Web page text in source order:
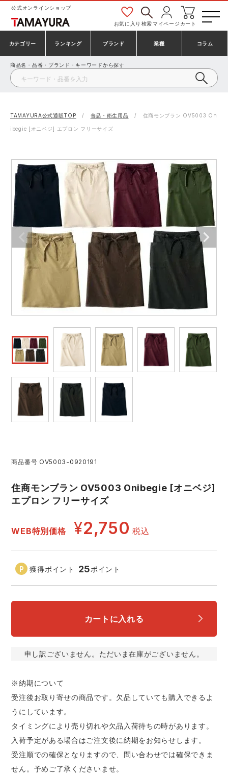
公式オンラインショップ
お気に入り 検索マイページ カート
カテゴリー
安全靴・作業靴
事務服・オフィスウェア
作業用手袋
アウトドア・スポーツ
コンプレッションウェア
作業用ポロシャツ
安全保護具
レインウェア・カッパ
作業用小物・アクセサリー
ランキング
安全靴ランキング
安全靴スニーカーランキング
アシックス安全靴ランキング
ミズノ安全靴ランキング
作業着ランキング
アウトドアウェアランキング
つなぎランキング
空調服ランキング
コンプレッションウェアランキング
作業用ポロシャツランキング
作業用手袋ランキング
アイトス ランキング
ジーベック ランキング
ネーム刺繍・プリント加工対象商品
ファン付きウェア
ブランド
アシックス
プーマ コンバース（CONVERSE）
アイズフロンティア TSDESIGN
寅壱 アイトス株式会社
コーコス ジーベック
クロダルマ 桑和
山田辰 クレヒフク
おたふく手袋 マック
住商モンブラン ボンマックス
GUSH FORCE CUP
GDジャパン カーシーカシマ
エアークラフト
サーヴォ セロリー 大阪支店
アタックベース
スターライト工業 東洋物産工業
弘進ゴム 藤井電工
福山ゴム工業 ビッグボーン商事株式会社
業種
建設・建築作業服
製造・工場作業服
大工・鳶作業服
農作業服
電気・設備作業服
配達・営業作業服
自動車整備士作業服
DIY・日曜大工作業服
飲食店ユニフォーム
運送・倉庫作業服
清掃・ビルメンテ作業服
コラム
商品名・品番・ブランド・キーワードから探す
TAMAYURA公式通販TOP 食品・衛生用品 住商モンブラン OV5003 On
ibegie [オニベジ] エプロン フリーサイズ
商品番号 OV5003-0920191
住商モンブラン OV5003 Onibegie [オニベジ]
エプロン フリーサイズ
WEB特別価格 ¥2,750 税込
獲得ポイント 25ポイント
カートに入れる
申し訳ございません。ただいま在庫がございません。
※納期について
受注後お取り寄せの商品です。欠品していても購入できるよ
うにしています。
タイミングにより売り切れや欠品入荷待ちの時があります。
入荷予定がある場合はご注文後に納期をお知らせします。
受注順での確保となりますので、問い合わせでは確保できま
せん。予めご了承くださいませ。